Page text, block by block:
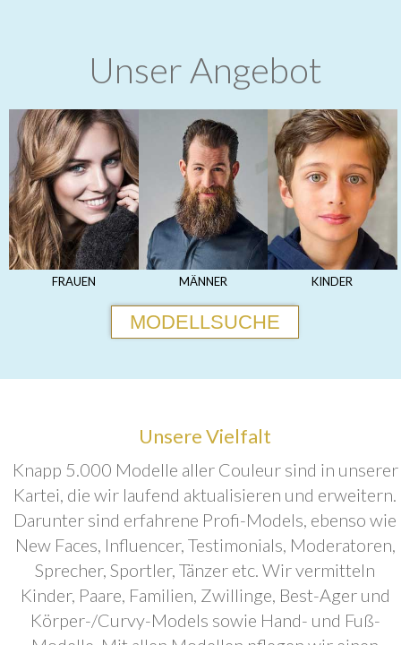
Unser Angebot
FRAUEN MÄNNER KINDER
MODELLSUCHE
Unsere Vielfalt
Knapp 5.000 Modelle aller Couleur sind in unserer
Kartei, die wir laufend aktualisieren und erweitern.
Darunter sind erfahrene Profi-Models, ebenso wie
New Faces, Influencer, Testimonials, Moderatoren,
Sprecher, Sportler, Tänzer etc. Wir vermitteln
Kinder, Paare, Familien, Zwillinge, Best-Ager und
Körper-/Curvy-Models sowie Hand- und Fuß-